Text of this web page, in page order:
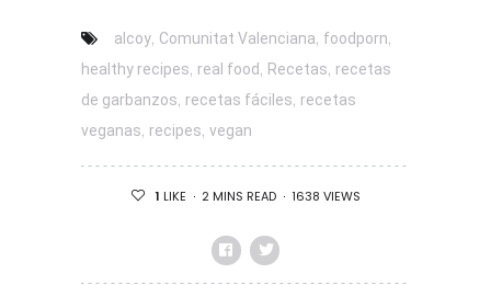
alcoy, Comunitat Valenciana, foodporn,
healthy recipes, real food, Recetas, recetas
de garbanzos, recetas fáciles, recetas
veganas, recipes, vegan
1 LIKE 2 MINS READ 1638 VIEWS